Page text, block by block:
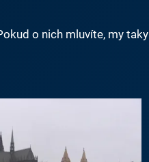
o nich mluvíte, my taky